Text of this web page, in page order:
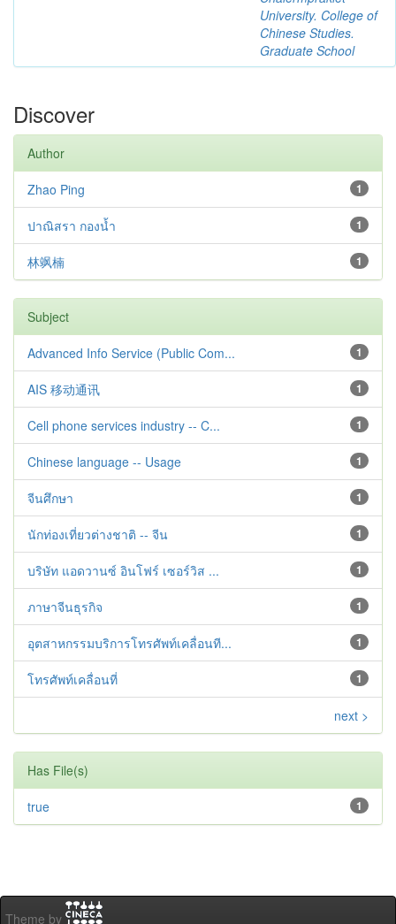
University. College of
Chinese Studies.
Graduate School
Discover
Author
1
Zhao Ping
1
ปาณิสรา กองน้ำ
1
林飒楠
Subject
1
Advanced Info Service (Public Com...
1
AIS 移动通讯
1
Cell phone services industry -- C...
1
Chinese language -- Usage
1
จีนศึกษา
1
นักท่องเที่ยวต่างชาติ -- จีน
1
บริษัท แอดวานซ์ อินโฟร์ เซอร์วิส ...
1
ภาษาจีนธุรกิจ
1
อุตสาหกรรมบริการโทรศัพท์เคลื่อนที...
1
โทรศัพท์เคลื่อนที่
next >
Has File(s)
1
true
Theme by